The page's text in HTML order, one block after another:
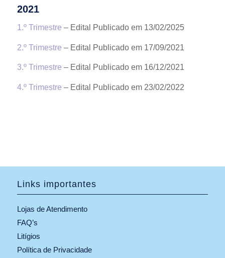
2021
1.º Trimestre – Edital Publicado em 13/02/2025
2.º Trimestre – Edital Publicado em 17/09/2021
3.º Trimestre – Edital Publicado em 16/12/2021
4.º Trimestre – Edital Publicado em 23/02/2022
Links importantes
Lojas de Atendimento
FAQ’s
Litígios
Política de Privacidade